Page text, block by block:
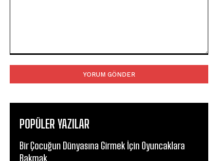
POPÜLER YAZILAR
Bir Çocuğun Dünyasına Girmek İçin Oyuncaklara
Bakmak